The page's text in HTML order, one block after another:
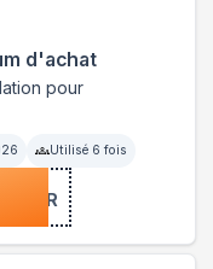
d'achat
pour
Utilisé 6 fois
***IER